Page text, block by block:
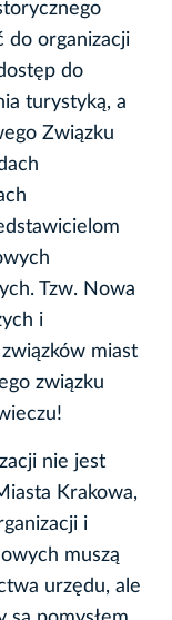
do organizacji
do
turystyką, a
Związku
Tzw. Nowa
i
miast
związku
nie jest
Krakowa,
i
muszą
urzędu, ale